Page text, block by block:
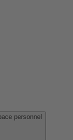
personnel